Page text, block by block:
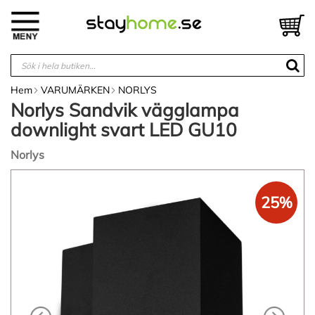
innehållet
Hem VARUMÄRKEN NORLYS
Norlys Sandvik vägglampa
downlight svart LED GU10
Norlys
25%